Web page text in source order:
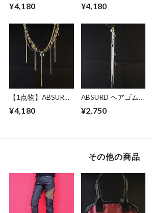
リー 16㎝ ドレス パ
ル グリーン チェー
ン ゴールド カッパ
ー ブラック Greed
¥4,180
リー 16㎝ ゴールド
トカット 大ぶり ビ
ーズ ブラック樹脂
ティー Edge of Gold
¥4,180
【1点物】ABSURD
リー 17㎝ ドレス パ
¥4,180
ABSURD ヘアゴム
ドレス パーティー
¥2,750
その他の商品